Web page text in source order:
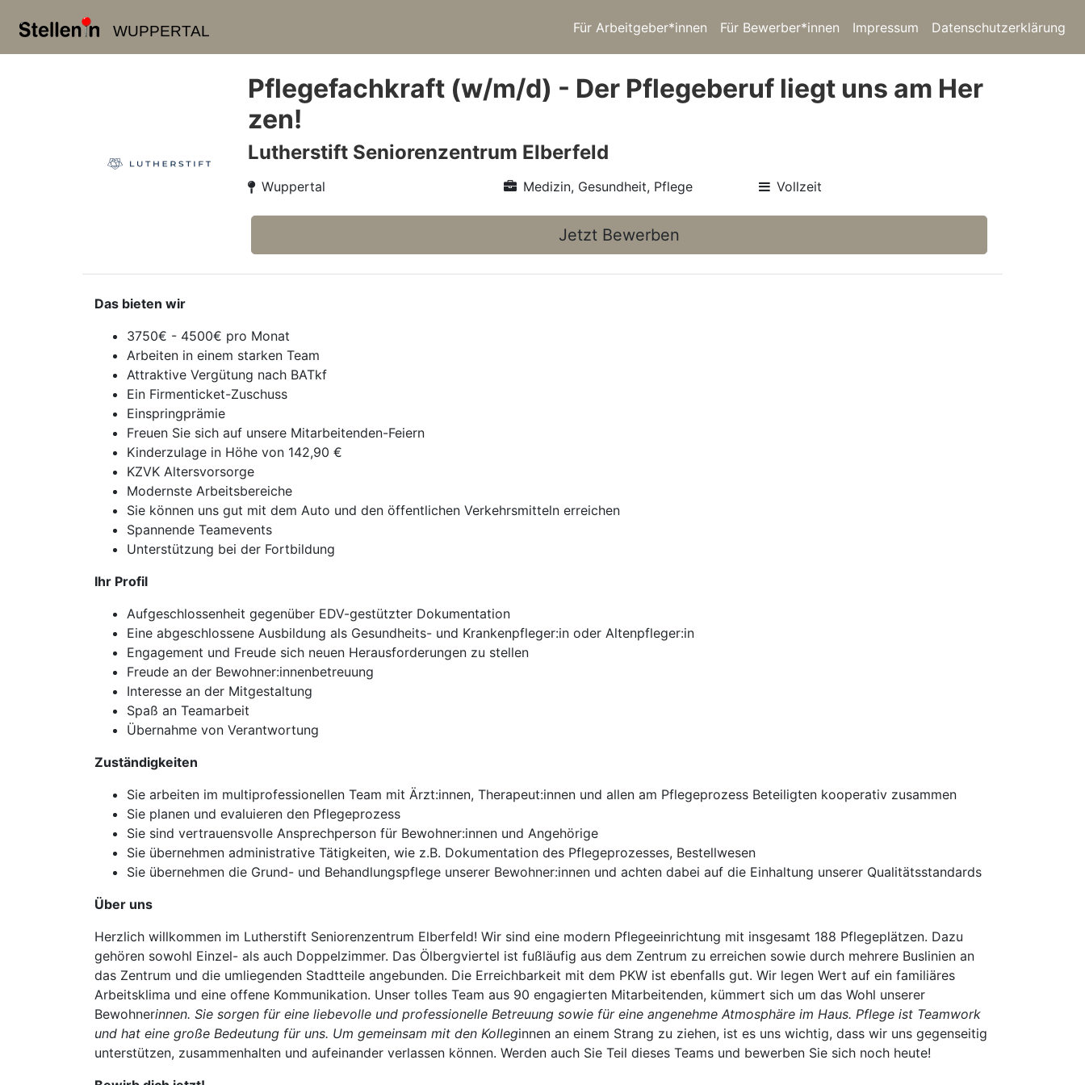
WUPPERTAL Für Arbeitgeber*innen Für Bewerber*innen Impressum Datenschutzerklärung
Pflegefachkraft (w/m/d) - Der Pflegeberuf liegt uns am Her
zen!
Lutherstift Seniorenzentrum Elberfeld
Wuppertal Medizin, Gesundheit, Pflege Vollzeit
Jetzt Bewerben
Das bieten wir
3750€ - 4500€ pro Monat
Arbeiten in einem starken Team
Attraktive Vergütung nach BATkf
Ein Firmenticket-Zuschuss
Einspringprämie
Freuen Sie sich auf unsere Mitarbeitenden-Feiern
Kinderzulage in Höhe von 142,90 €
KZVK Altersvorsorge
Modernste Arbeitsbereiche
Sie können uns gut mit dem Auto und den öffentlichen Verkehrsmitteln erreichen
Spannende Teamevents
Unterstützung bei der Fortbildung
Ihr Profil
Aufgeschlossenheit gegenüber EDV-gestützter Dokumentation
Eine abgeschlossene Ausbildung als Gesundheits- und Krankenpfleger:in oder Altenpfleger:in
Engagement und Freude sich neuen Herausforderungen zu stellen
Freude an der Bewohner:innenbetreuung
Interesse an der Mitgestaltung
Spaß an Teamarbeit
Übernahme von Verantwortung
Zuständigkeiten
Sie arbeiten im multiprofessionellen Team mit Ärzt:innen, Therapeut:innen und allen am Pflegeprozess Beteiligten kooperativ zusammen
Sie planen und evaluieren den Pflegeprozess
Sie sind vertrauensvolle Ansprechperson für Bewohner:innen und Angehörige
Sie übernehmen administrative Tätigkeiten, wie z.B. Dokumentation des Pflegeprozesses, Bestellwesen
Sie übernehmen die Grund- und Behandlungspflege unserer Bewohner:innen und achten dabei auf die Einhaltung unserer Qualitätsstandards
Über uns
Herzlich willkommen im Lutherstift Seniorenzentrum Elberfeld! Wir sind eine modern Pflegeeinrichtung mit insgesamt 188 Pflegeplätzen. Dazu
gehören sowohl Einzel- als auch Doppelzimmer. Das Ölbergviertel ist fußläufig aus dem Zentrum zu erreichen sowie durch mehrere Buslinien an
das Zentrum und die umliegenden Stadtteile angebunden. Die Erreichbarkeit mit dem PKW ist ebenfalls gut. Wir legen Wert auf ein familiäres
Arbeitsklima und eine offene Kommunikation. Unser tolles Team aus 90 engagierten Mitarbeitenden, kümmert sich um das Wohl unserer
Bewohnerinnen. Sie sorgen für eine liebevolle und professionelle Betreuung sowie für eine angenehme Atmosphäre im Haus. Pflege ist Teamwork
und hat eine große Bedeutung für uns. Um gemeinsam mit den Kolleginnen an einem Strang zu ziehen, ist es uns wichtig, dass wir uns gegenseitig
unterstützen, zusammenhalten und aufeinander verlassen können. Werden auch Sie Teil dieses Teams und bewerben Sie sich noch heute!